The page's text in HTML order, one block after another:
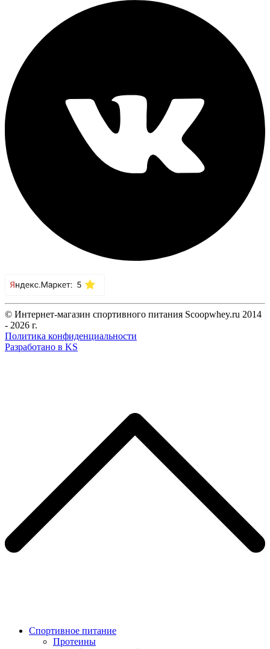
© Интернет-магазин спортивного питания Scoopwhey.ru 2014
- 2026 г.
Политика конфиденциальности
Разработано в KS
Спортивное питание
Протеины